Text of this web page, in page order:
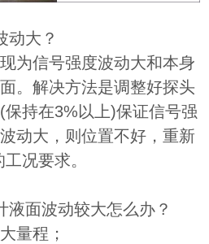
大？
为信号强度波动大和本身
。解决方法是调整好探头
持在3%以上)保证信号强
动大，则位置不好，重新
况要求。
面波动较大怎么办？
量程；